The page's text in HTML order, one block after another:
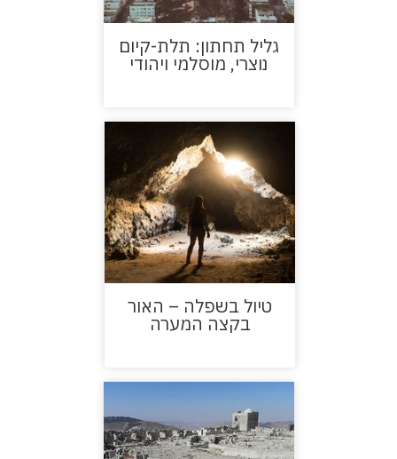
גליל תחתון: תלת-קיום
נוצרי, מוסלמי ויהודי
טיול בשפלה – האור
בקצה המערה